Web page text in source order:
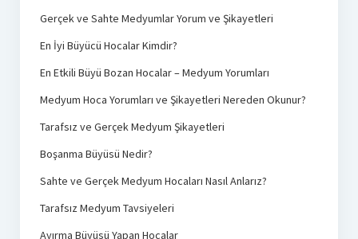
Gerçek ve Sahte Medyumlar Yorum ve Şikayetleri
En İyi Büyücü Hocalar Kimdir?
En Etkili Büyü Bozan Hocalar – Medyum Yorumları
Medyum Hoca Yorumları ve Şikayetleri Nereden Okunur?
Tarafsız ve Gerçek Medyum Şikayetleri
Boşanma Büyüsü Nedir?
Sahte ve Gerçek Medyum Hocaları Nasıl Anlarız?
Tarafsız Medyum Tavsiyeleri
Ayırma Büyüsü Yapan Hocalar